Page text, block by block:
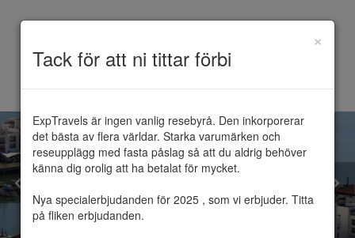
Tack för att ni tittar förbi
×
ExpTravels är ingen vanlig resebyrå. Den inkorporerar
det bästa av flera världar. Starka varumärken och
reseupplägg med fasta påslag så att du aldrig behöver
känna dig orolig att ha betalat för mycket.
Nya specialerbjudanden för 2025 , som vi erbjuder. Titta
på fliken erbjudanden.